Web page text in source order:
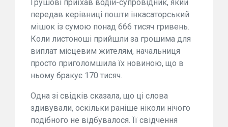
Грушові приїхав водій-супровідник, який
передав керівниці пошти інкасаторський
мішок із сумою понад 666 тисяч гривень.
Коли листоноші прийшли за грошима для
виплат місцевим жителям, начальниця
просто приголомшила їх новиною, що в
ньому бракує 170 тисяч.
Одна зі свідків сказала, що ці слова
здивували, оскільки раніше ніколи нічого
подібного не відбувалося. Її свідчення